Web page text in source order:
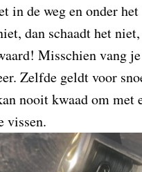
in de weg en onder
dan schaadt het
Misschien vang
Zelfde geldt voor
nooit kwaad om met
vissen.